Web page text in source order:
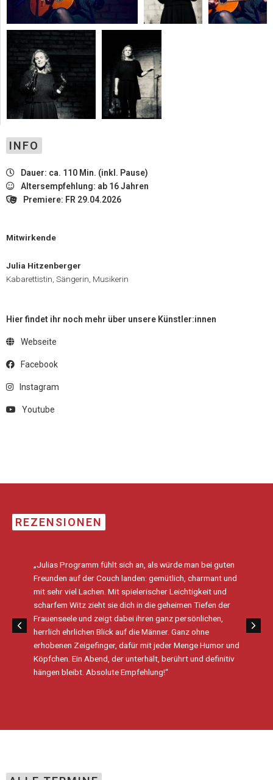
INFO
Dauer: ca. 110 Min. (inkl. Pause)
Altersempfehlung: ab 16 Jahren
Premiere: FR 29.04.2026
Mitwirkende
Julia Hitzenberger
Kabarettistin, Sängerin, Musikerin
Hier findet ihr noch mehr über unsere Künstler:innen
Webseite
Facebook
Instagram
Youtube
REZENSIONEN
„Julias Programm fühlt sich an, als würde man bei guten
Freunden auf der Couch landen: gemütlich, charmant und
mit sehr viel Lachen. Mit spielerischer Leichtigkeit und
scharfem Witz zieht sie dich in die geheimen Tiefen der
Frauenseele und zeigt dabei ihren ganz persönlichen,
herrlich ehrlichen Blick auf die Männer. Ganz ohne
erhobenen Zeigefinger, dafür mit jeder Menge Humor und
Köpfchen. Ein Abend, der unterhält, berührt und definitiv
hängen bleibt. Absolute Empfehlung!“